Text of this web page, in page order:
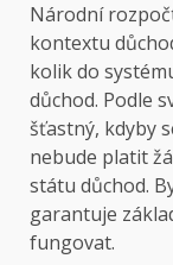
Národní
kontextu
kolik do
důchod. Podle
šťastný, kdyby
nebude platit
státu důchod.
garantuje
fungovat.